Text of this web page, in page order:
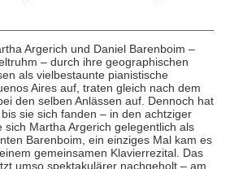
Argerich und Daniel Barenboim –
– durch ihre geographischen
als vielbestaunte pianistische
Aires auf, traten gleich nach dem
den selben Anlässen auf. Dennoch hat
sie sich fanden – in den achtziger
sich Martha Argerich gelegentlich als
Barenboim, ein einziges Mal kam es
gemeinsamen Klavierrezital. Das
umso spektakulärer nachgeholt – am